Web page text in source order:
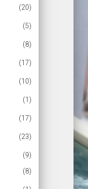
(20)
(5)
(8)
(17)
(10)
(1)
(17)
(23)
(9)
(8)